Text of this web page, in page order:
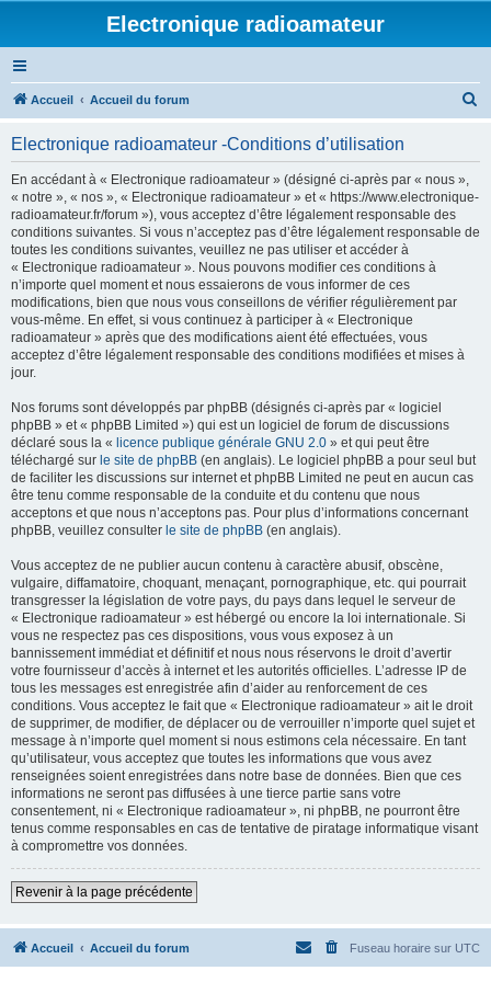
Electronique radioamateur
Accueil Accueil du forum
Electronique radioamateur -Conditions d’utilisation
En accédant à « Electronique radioamateur » (désigné ci-après par « nous »,
« notre », « nos », « Electronique radioamateur » et « https://www.electronique-
radioamateur.fr/forum »), vous acceptez d’être légalement responsable des
conditions suivantes. Si vous n’acceptez pas d’être légalement responsable de
toutes les conditions suivantes, veuillez ne pas utiliser et accéder à
« Electronique radioamateur ». Nous pouvons modifier ces conditions à
n’importe quel moment et nous essaierons de vous informer de ces
modifications, bien que nous vous conseillons de vérifier régulièrement par
vous-même. En effet, si vous continuez à participer à « Electronique
radioamateur » après que des modifications aient été effectuées, vous
acceptez d’être légalement responsable des conditions modifiées et mises à
jour.
Nos forums sont développés par phpBB (désignés ci-après par « logiciel
phpBB » et « phpBB Limited ») qui est un logiciel de forum de discussions
déclaré sous la « licence publique générale GNU 2.0 » et qui peut être
téléchargé sur le site de phpBB (en anglais). Le logiciel phpBB a pour seul but
de faciliter les discussions sur internet et phpBB Limited ne peut en aucun cas
être tenu comme responsable de la conduite et du contenu que nous
acceptons et que nous n’acceptons pas. Pour plus d’informations concernant
phpBB, veuillez consulter le site de phpBB (en anglais).
Vous acceptez de ne publier aucun contenu à caractère abusif, obscène,
vulgaire, diffamatoire, choquant, menaçant, pornographique, etc. qui pourrait
transgresser la législation de votre pays, du pays dans lequel le serveur de
« Electronique radioamateur » est hébergé ou encore la loi internationale. Si
vous ne respectez pas ces dispositions, vous vous exposez à un
bannissement immédiat et définitif et nous nous réservons le droit d’avertir
votre fournisseur d’accès à internet et les autorités officielles. L’adresse IP de
tous les messages est enregistrée afin d’aider au renforcement de ces
conditions. Vous acceptez le fait que « Electronique radioamateur » ait le droit
de supprimer, de modifier, de déplacer ou de verrouiller n’importe quel sujet et
message à n’importe quel moment si nous estimons cela nécessaire. En tant
qu’utilisateur, vous acceptez que toutes les informations que vous avez
renseignées soient enregistrées dans notre base de données. Bien que ces
informations ne seront pas diffusées à une tierce partie sans votre
consentement, ni « Electronique radioamateur », ni phpBB, ne pourront être
tenus comme responsables en cas de tentative de piratage informatique visant
à compromettre vos données.
Revenir à la page précédente
Accueil Accueil du forum Fuseau horaire sur UTC